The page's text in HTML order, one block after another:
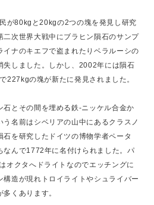
が80kgと20kgの2つの塊を発見し研究
二次世界大戦中にブラヒン隕石のサンプ
イナのキエフで盗まれたりベラルーシの
失しました。しかし、2002年には隕石
227kgの塊が新たに発見されました。
石とその間を埋める鉄-ニッケル合金か
う名前はシベリアの山中にあるクラスノ
石を研究したドイツの博物学者ペータ
なんで1772年に名付けられました。パ
オクタへドライトなのでエッチングに
構造が現れトロイライトやシュライバー
くあります。